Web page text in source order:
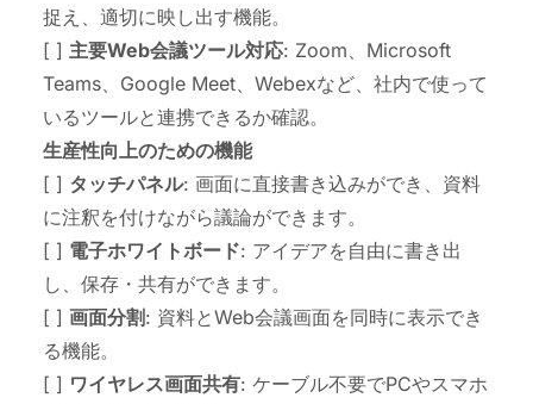
捉え、適切に映し出す機能。
[ ] 主要Web会議ツール対応: Zoom、Microsoft
Teams、Google Meet、Webexなど、社内で使って
いるツールと連携できるか確認。
生産性向上のための機能
[ ] タッチパネル: 画面に直接書き込みができ、資料
に注釈を付けながら議論ができます。
[ ] 電子ホワイトボード: アイデアを自由に書き出
し、保存・共有ができます。
[ ] 画面分割: 資料とWeb会議画面を同時に表示でき
る機能。
[ ] ワイヤレス画面共有: ケーブル不要でPCやスマホ